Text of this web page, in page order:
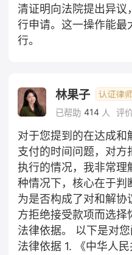
清证明向法院提出异议
行申请。这一操作能最
行。
林果子
已帮助 414 人 评
对于您提到的在达成
支付的时间问题，对方
执行的情况，我非常理
种情况下，核心在于判
为是否构成了对和解协
方拒绝接受款项而选择
法律依据。 以下是对您
法律依据 1. 《中华人